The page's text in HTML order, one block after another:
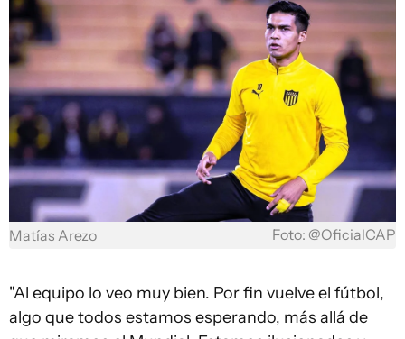
Matías Arezo Foto: @OficialCAP
"Al equipo lo veo muy bien. Por fin vuelve el fútbol,
algo que todos estamos esperando, más allá de